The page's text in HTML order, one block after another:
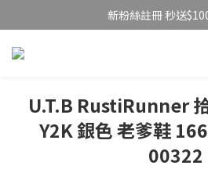
新粉絲註冊 秒送
U.T.B RustiRunner
Y2K 銀色 老爹鞋
00322